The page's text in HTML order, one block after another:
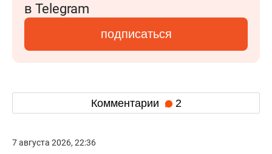
в Telegram
подписаться
Комментарии 2
7 августа 2026, 22:36